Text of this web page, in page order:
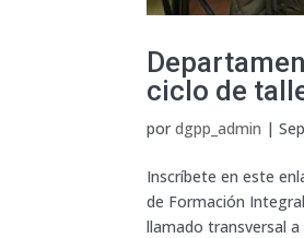
ciclo de
pordgpp_admin |
Inscríbete en este
de Formación
llamado transversal a